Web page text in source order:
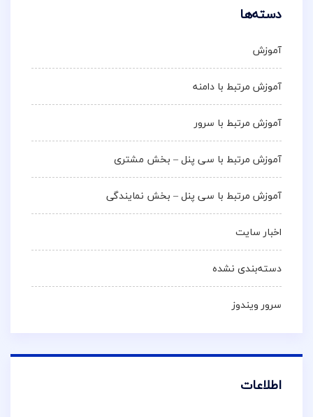
دسته‌ها
آموزش
آموزش مرتبط با دامنه
آموزش مرتبط با سرور
آموزش مرتبط با سی پنل – بخش مشتری
آموزش مرتبط با سی پنل – بخش نمایندگی
اخبار سایت
دسته‌بندی نشده
سرور ویندوز
اطلاعات